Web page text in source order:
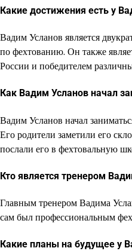
Какие достижения есть у
Вадим Усланов является
по фехтованию. Он также
России и победителем
Как Вадим Усланов начал
Вадим Усланов начал
Его родители заметили его
послали его в фехтовальную
Кто является тренером
Главным тренером Вадима
сам был профессиональным
Какие планы на будущее у